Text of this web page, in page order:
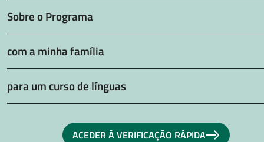
Sobre o Programa
com a minha família
para um curso de línguas
ACEDER À VERIFICAÇÃO RÁPIDA